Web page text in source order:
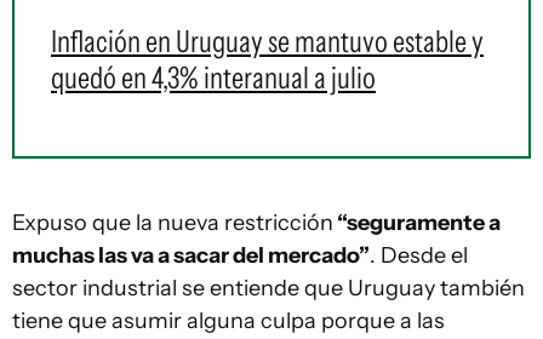
Inflación en Uruguay se mantuvo estable y
quedó en 4,3% interanual a julio
Expuso que la nueva restricción “seguramente a
muchas las va a sacar del mercado”. Desde el
sector industrial se entiende que Uruguay también
tiene que asumir alguna culpa porque a las